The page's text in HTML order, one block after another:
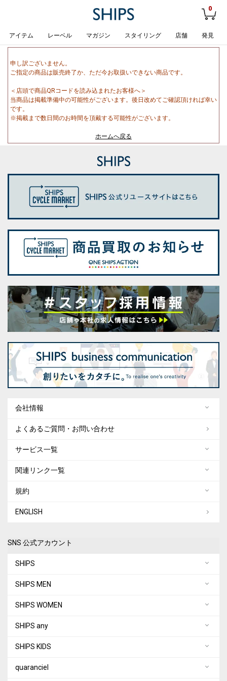
0
アイテム レーベル マガジン スタイリング 店舗 発見
申し訳ございません。
ご指定の商品は販売終了か、ただ今お取扱いできない商品です。
＜店頭で商品QRコードを読み込まれたお客様へ＞
当商品は掲載準備中の可能性がございます。後日改めてご確認頂ければ幸い
です。
※掲載まで数日間のお時間を頂戴する可能性がございます。
ホームへ戻る
会社情報
よくあるご質問・お問い合わせ
サービス一覧
関連リンク一覧
規約
ENGLISH
SNS 公式アカウント
SHIPS
SHIPS MEN
SHIPS WOMEN
SHIPS any
SHIPS KIDS
quaranciel